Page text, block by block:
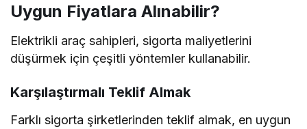
Uygun Fiyatlara Alınabilir?
Elektrikli araç sahipleri, sigorta maliyetlerini
düşürmek için çeşitli yöntemler kullanabilir.
Karşılaştırmalı Teklif Almak
Farklı sigorta şirketlerinden teklif almak, en uygun